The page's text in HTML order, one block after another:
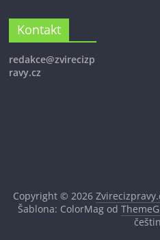
Kontakt
redakce@zvirecizp
ravy.cz
Copyright © 2026
Šablona: ColorMag od